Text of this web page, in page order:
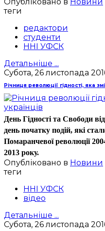
теги
редактори
студенти
ННІ УФСК
Детальніше ...
Субота, 26 листопада
Річниця революції гідності, яка
День Гідності та Свободи
день початку подій, які
Помаранчевої революції
2013 року.
Опубліковано в Новини
теги
ННІ УФСК
відео
Детальніше ...
Субота, 26 листопада